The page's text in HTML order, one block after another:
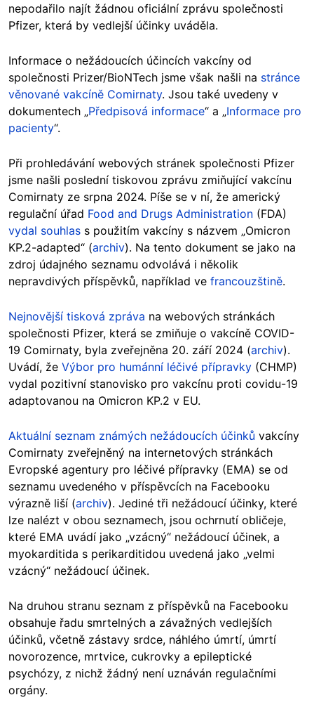
nepodařilo najít žádnou oficiální zprávu společnosti
Pfizer, která by vedlejší účinky uváděla.
Informace o nežádoucích účincích vakcíny od
společnosti Prizer/BioNTech jsme však našli na stránce
věnované vakcíně Comirnaty. Jsou také uvedeny v
dokumentech „Předpisová informace“ a „Informace pro
pacienty“.
Při prohledávání webových stránek společnosti Pfizer
jsme našli poslední tiskovou zprávu zmiňující vakcínu
Comirnaty ze srpna 2024. Píše se v ní, že americký
regulační úřad Food and Drugs Administration (FDA)
vydal souhlas s použitím vakcíny s názvem „Omicron
KP.2-adapted“ (archiv). Na tento dokument se jako na
zdroj údajného seznamu odvolává i několik
nepravdivých příspěvků, například ve francouzštině.
Nejnovější tisková zpráva na webových stránkách
společnosti Pfizer, která se zmiňuje o vakcíně COVID-
19 Comirnaty, byla zveřejněna 20. září 2024 (archiv).
Uvádí, že Výbor pro humánní léčivé přípravky (CHMP)
vydal pozitivní stanovisko pro vakcínu proti covidu-19
adaptovanou na Omicron KP.2 v EU.
Aktuální seznam známých nežádoucích účinků vakcíny
Comirnaty zveřejněný na internetových stránkách
Evropské agentury pro léčivé přípravky (EMA) se od
seznamu uvedeného v příspěvcích na Facebooku
výrazně liší (archiv). Jediné tři nežádoucí účinky, které
lze nalézt v obou seznamech, jsou ochrnutí obličeje,
které EMA uvádí jako „vzácný“ nežádoucí účinek, a
myokarditida s perikarditidou uvedená jako „velmi
vzácný“ nežádoucí účinek.
Na druhou stranu seznam z příspěvků na Facebooku
obsahuje řadu smrtelných a závažných vedlejších
účinků, včetně zástavy srdce, náhlého úmrtí, úmrtí
novorozence, mrtvice, cukrovky a epileptické
psychózy, z nichž žádný není uznáván regulačními
orgány.